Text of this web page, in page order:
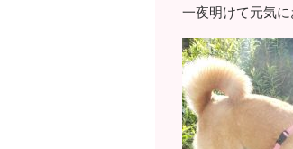
一夜明けて元気に